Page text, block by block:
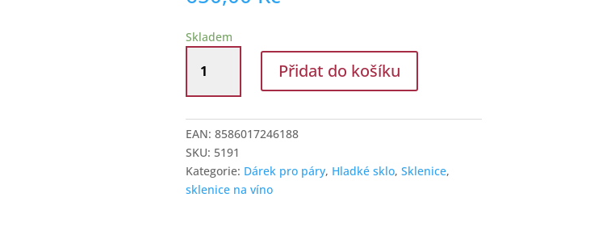
Skladem
bílé
Swarovski
množství
Přidat do košíku
EAN:8586017246188
SKU: 5191
Kategorie: Dárek pro páry, Hladké sklo,Sklenice,
sklenice na víno